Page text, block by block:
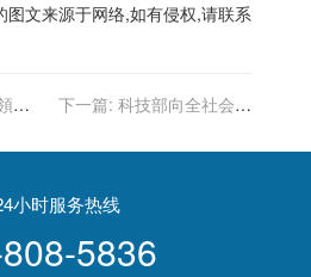
图文来源于网络,如有侵权,请联系
投
下一篇: 科技部向全社会征
小时服务热线
5836